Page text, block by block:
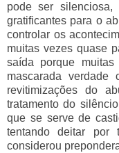
pode ser
gratificantes para o
controlar os
muitas vezes quase
saída porque
mascarada verdade
revitimizações do
tratamento do
que se serve de
tentando deitar por
considerou